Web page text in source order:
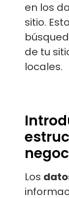
en los
sitio.
de tu
locales.
Los